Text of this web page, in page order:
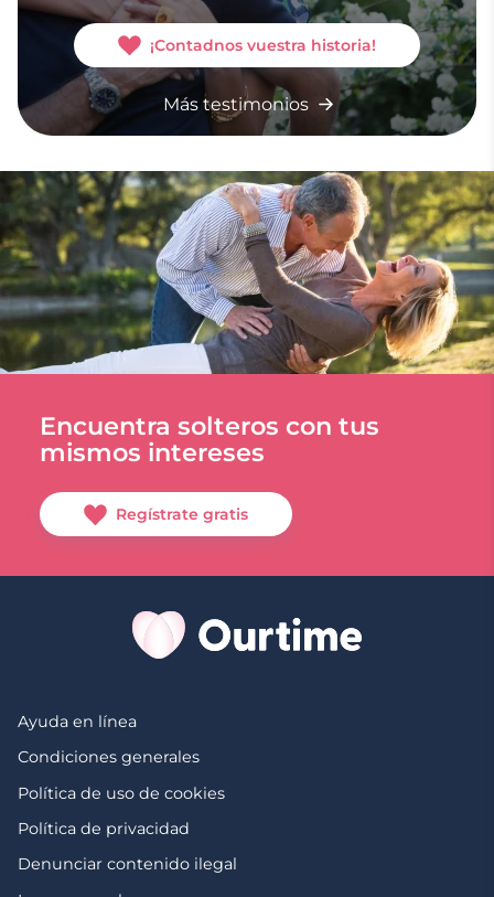
¡Contadnos vuestra historia!
Más testimonios
Encuentra solteros con tus
mismos intereses
Regístrate gratis
Ayuda en línea
Condiciones generales
Política de uso de cookies
Política de privacidad
Denunciar contenido ilegal